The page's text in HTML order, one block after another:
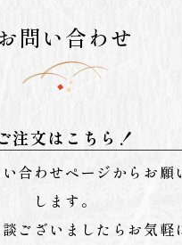
問い合わせ
ご注文はこちら！
合わせページからお願
します。
ございましたらお気軽